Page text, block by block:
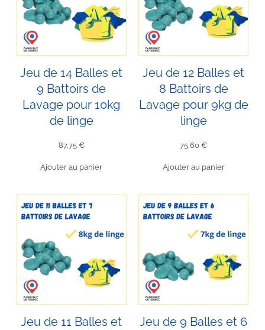
Jeu de 14 Balles et
9 Battoirs de
Lavage pour 10kg
de linge
87,75€
Ajouter au panier
Jeu de 12 Balles et
8 Battoirs de
Lavage pour 9kg de
linge
75,60€
Ajouter au panier
Jeu de 11 Balles et
Jeu de 9 Balles et 6